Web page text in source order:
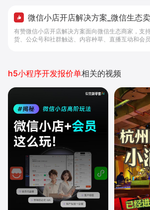
微信小店开店解决方案_微信生态
经营 - 做生意, 找有赞
有赞微信小店开店解决方案面向微信生态商家，支
货、公众号和社群触达、内容种草、直播互动和会
h5小程序开发报价单相关的视频